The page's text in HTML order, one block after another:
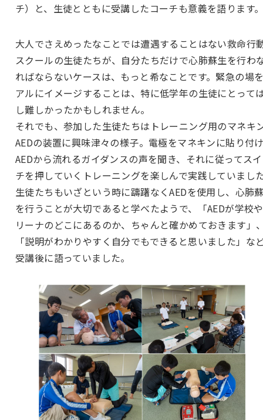
チ）と、生徒とともに受講したコーチも意義を語ります
大人でさえめったなことでは遭遇することはない救命行
スクールの生徒たちが、自分たちだけで心肺蘇生を行わ
ればならないケースは、もっと希なことです。緊急の場
アルにイメージすることは、特に低学年の生徒にとって
し難しかったかもしれません。
それでも、参加した生徒たちはトレーニング用のマネキ
AEDの装置に興味津々の様子。電極をマネキンに貼り付
AEDから流れるガイダンスの声を聞き、それに従ってス
チを押していくトレーニングを楽しんで実践していまし
生徒たちもいざという時に躊躇なくAEDを使用し、心肺
を行うことが大切であると学べたようで、「AEDが学校
リーナのどこにあるのか、ちゃんと確かめておきます」
「説明がわかりやすく自分でもできると思いました」な
受講後に語っていました。